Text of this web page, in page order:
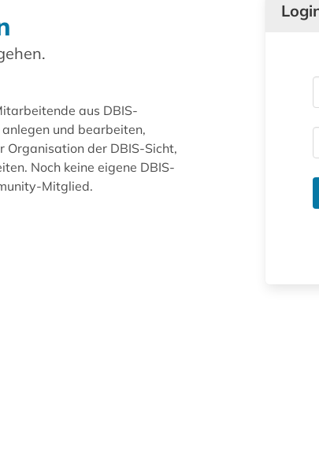
aus DBIS-
und bearbeiten,
Organisation der DBIS-Sicht,
Noch keine eigene DBIS-
Mitglied.